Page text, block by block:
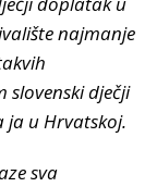
najmanje
slovenski dječji
ja u Hrvatskoj.
sva